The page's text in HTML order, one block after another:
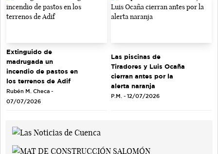
Extinguido de
madrugada un
incendio de pastos en
los terrenos de Adif
Rubén M. Checa -
07/07/2026
Las piscinas de
Tiradores y Luis Ocaña
cierran antes por la
alerta naranja
P.M. - 12/07/2026